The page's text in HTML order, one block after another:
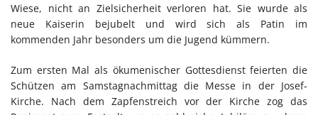
Wiese, nicht an Zielsicherheit verloren hat. Sie wurde als
neue Kaiserin bejubelt und wird sich als Patin im
kommenden Jahr besonders um die Jugend kümmern.
Zum ersten Mal als ökumenischer Gottesdienst feierten die
Schützen am Samstagnachmittag die Messe in der Josef-
Kirche. Nach dem Zapfenstreich vor der Kirche zog das